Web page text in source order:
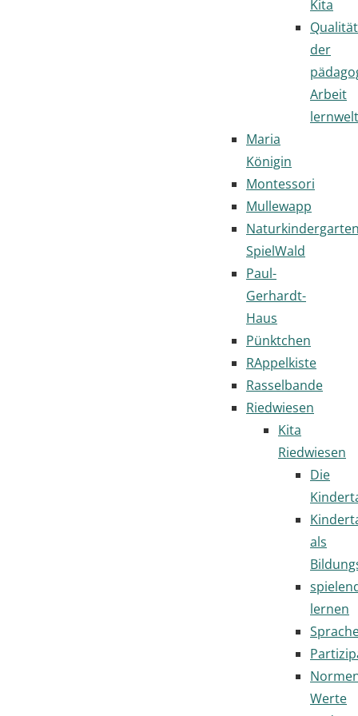
Kita
Qualität
der
Arbeit
lernwelt
Maria
Königin
Montessori
Mullewapp
SpielWald
Paul-
Gerhardt-
Haus
Pünktchen
RAppelkiste
Rasselbande
Riedwiesen
Kita
Riedwiesen
Die
als
lernen
Werte